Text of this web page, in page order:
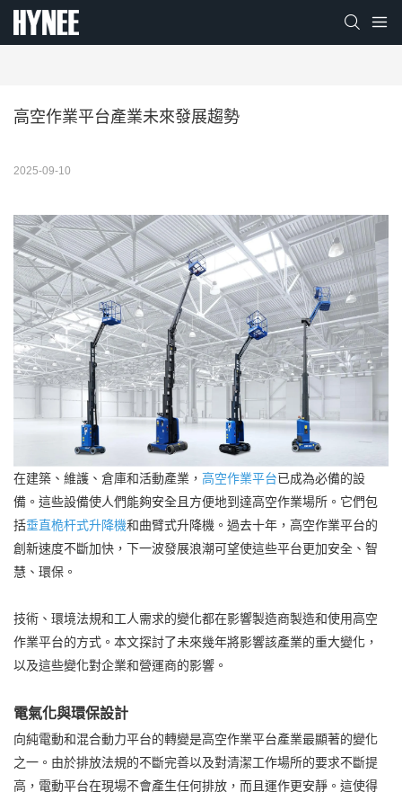
高空作業平台產業未來發展趨勢
2025-09-10
在建築、維護、倉庫和活動產業， 高空作業平台已成為必備的設
備。這些設備使人們能夠安全且方便地到達高空作業場所。它們包
括垂直桅杆式升降機和曲臂式升降機。過去十年，高空作業平台的
創新速度不斷加快，下一波發展浪潮可望使這些平台更加安全、智
慧、環保。
技術、環境法規和工人需求的變化都在影響製造商製造和使用高空
作業平台的方式。本文探討了未來幾年將影響該產業的重大變化，
以及這些變化對企業和營運商的影響。
電氣化與環保設計
向純電動和混合動力平台的轉變是高空作業平台產業最顯著的變化
之一。由於排放法規的不斷完善以及對清潔工作場所的要求不斷提
高，電動平台在現場不會產生任何排放，而且運作更安靜。這使得